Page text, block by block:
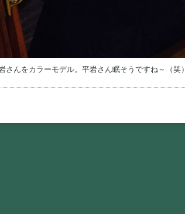
さんをカラーモデル。平岩さん眠そうですね～（笑）